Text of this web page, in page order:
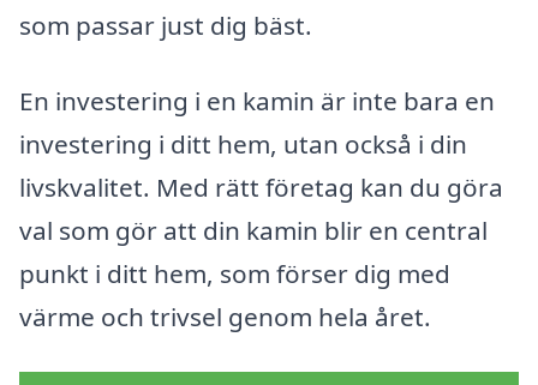
som passar just dig bäst.
En investering i en kamin är inte bara en
investering i ditt hem, utan också i din
livskvalitet. Med rätt företag kan du göra
val som gör att din kamin blir en central
punkt i ditt hem, som förser dig med
värme och trivsel genom hela året.